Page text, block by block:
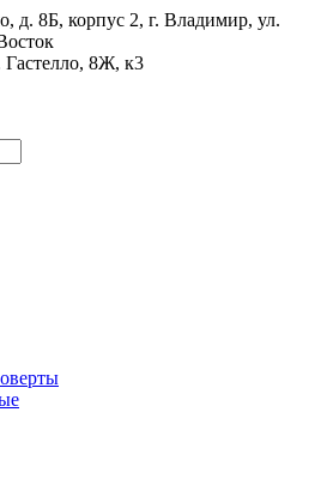
д. 8Б, корпус 2, г. Владимир, ул.
8Ж, к3